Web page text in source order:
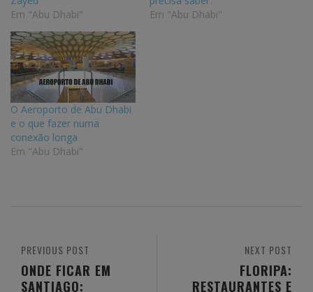
Em "Abu Dhabi"
Em "Abu Dhabi"
O Aeroporto de Abu Dhabi
e o que fazer numa
conexão longa
Em "Abu Dhabi"
NEXT POST
FLORIPA:
RESTAURANTES E
PREVIOUS POST
ONDE FICAR EM
SANTIAGO: